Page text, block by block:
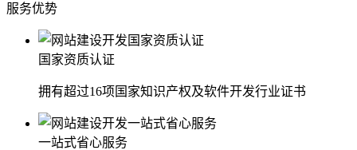
服务优势
国家资质认证
拥有超过16项国家知识产权及软件开发行业证书
一站式省心服务